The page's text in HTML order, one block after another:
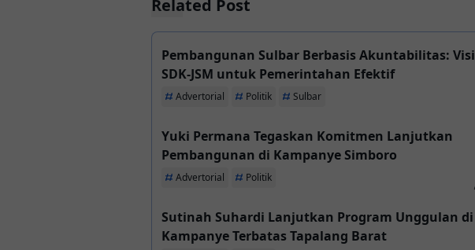
Related Post
Pembangunan Sulbar Berbasis Akuntabilitas: Visi
SDK-JSM untuk Pemerintahan Efektif
Advertorial Politik Sulbar
Yuki Permana Tegaskan Komitmen Lanjutkan
Pembangunan di Kampanye Simboro
Advertorial Politik
Sutinah Suhardi Lanjutkan Program Unggulan di
Kampanye Terbatas Tapalang Barat